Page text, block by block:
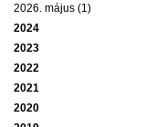
2026. május (1)
2024
2023
2022
2021
2020